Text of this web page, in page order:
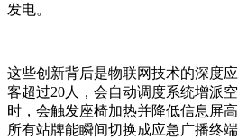
发电。
这些创新背后是物联网技术的深度
客超过20人，会自动调度系统增派
时，会触发座椅加热并降低信息屏
所有站牌能瞬间切换成应急广播终